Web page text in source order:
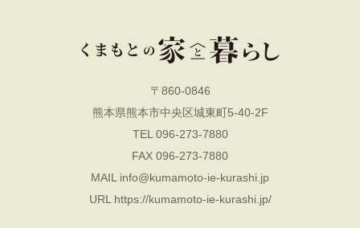
〒860-0846
熊本県熊本市中央区城東町5-40-2F
TEL 096-273-7880
FAX 096-273-7880
MAIL info@kumamoto-ie-kurashi.jp
URL https://kumamoto-ie-kurashi.jp/